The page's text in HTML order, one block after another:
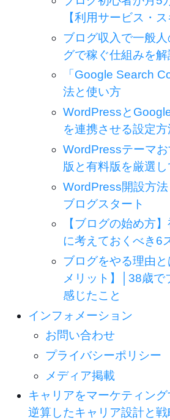
【利用サービス・
ブログ収入で一般
グで稼ぐ仕組みを解
「Google Search
法と使い方
WordPressと
を連携させる設定
WordPressテーマ
版と有料版を厳選
WordPress開設方
ブログスタート
【ブログの始め方
に考えておくべき6
ブログをやる理由
メリット】│38歳で
感じたこと
インフォメーション
お問い合わせ
プライバシーポリシー
メディア掲載
キャリアをマーケティン
逆算したキャリア設計と戦